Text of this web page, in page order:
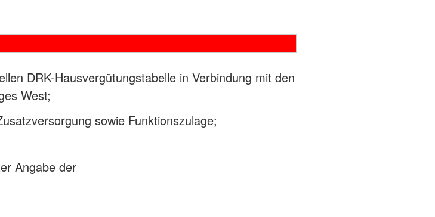
DRK-Hausvergütungstabelle in Verbindung mit den
West;
sowie Funktionszulage;
Angabe der